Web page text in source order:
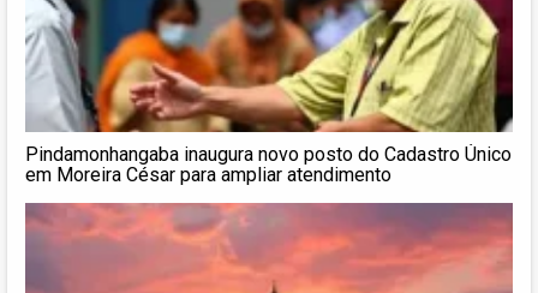
Pindamonhangaba inaugura novo posto do Cadastro Único
em Moreira César para ampliar atendimento